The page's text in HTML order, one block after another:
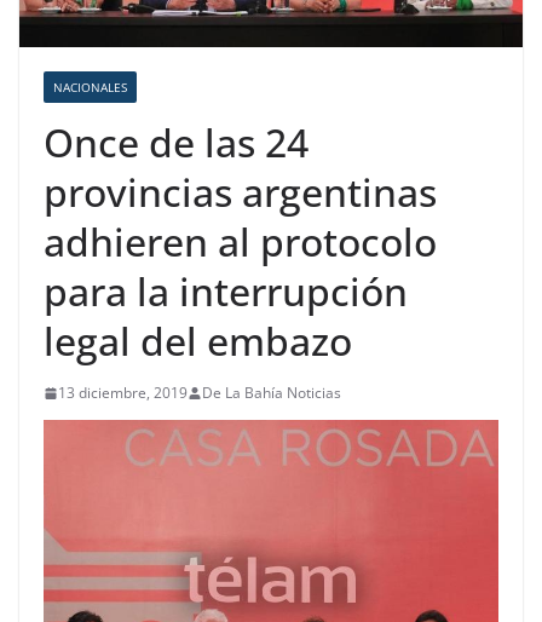
NACIONALES
Once de las 24
provincias argentinas
adhieren al protocolo
para la interrupción
legal del embazo
13 diciembre, 2019 De La Bahía Noticias